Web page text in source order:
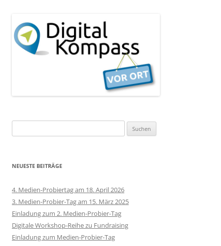
nach:
NEUESTE BEITRÄGE
4. Medien-Probiertag am 18. April 2026
3. Medien-Probier-Tag am 15. März 2025
Einladung zum 2. Medien-Probier-Tag
Digitale Workshop-Reihe zu Fundraising
Einladung zum Medien-Probier-Tag